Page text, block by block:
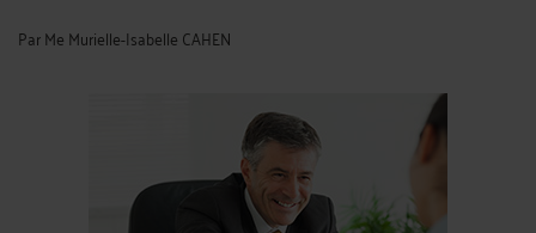
ParMe Murielle-Isabelle CAHEN